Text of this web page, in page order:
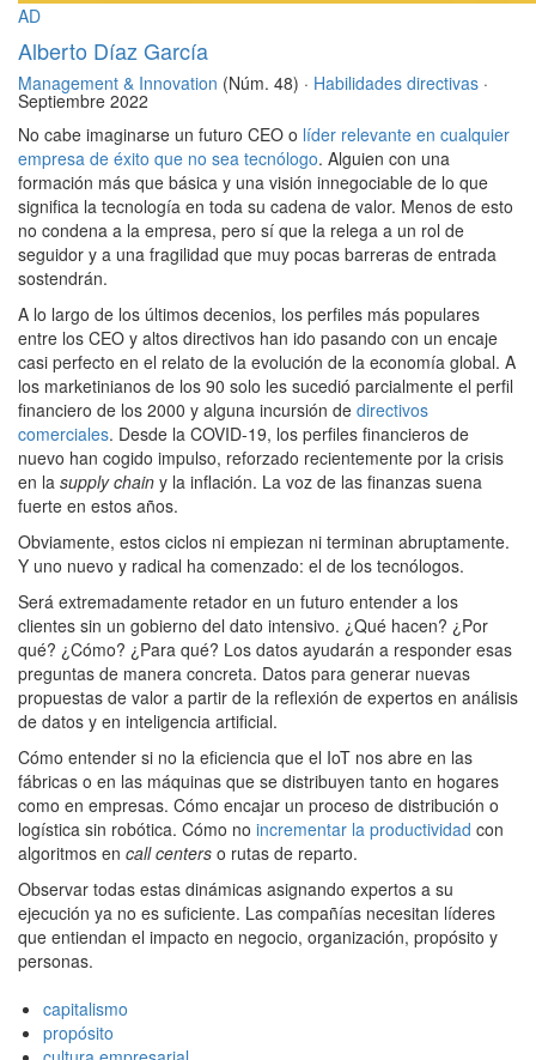
AD
Alberto Díaz García
Management & Innovation (Núm. 48) · Habilidades directivas ·
Septiembre 2022
No cabe imaginarse un futuro CEO o líder relevante en cualquier
empresa de éxito que no sea tecnólogo. Alguien con una
formación más que básica y una visión innegociable de lo que
significa la tecnología en toda su cadena de valor. Menos de esto
no condena a la empresa, pero sí que la relega a un rol de
seguidor y a una fragilidad que muy pocas barreras de entrada
sostendrán.
A lo largo de los últimos decenios, los perfiles más populares
entre los CEO y altos directivos han ido pasando con un encaje
casi perfecto en el relato de la evolución de la economía global. A
los marketinianos de los 90 solo les sucedió parcialmente el perfil
financiero de los 2000 y alguna incursión de directivos
comerciales. Desde la COVID-19, los perfiles financieros de
nuevo han cogido impulso, reforzado recientemente por la crisis
en la supply chain y la inflación. La voz de las finanzas suena
fuerte en estos años.
Obviamente, estos ciclos ni empiezan ni terminan abruptamente.
Y uno nuevo y radical ha comenzado: el de los tecnólogos.
Será extremadamente retador en un futuro entender a los
clientes sin un gobierno del dato intensivo. ¿Qué hacen? ¿Por
qué? ¿Cómo? ¿Para qué? Los datos ayudarán a responder esas
preguntas de manera concreta. Datos para generar nuevas
propuestas de valor a partir de la reflexión de expertos en análisis
de datos y en inteligencia artificial.
Cómo entender si no la eficiencia que el IoT nos abre en las
fábricas o en las máquinas que se distribuyen tanto en hogares
como en empresas. Cómo encajar un proceso de distribución o
logística sin robótica. Cómo no incrementar la productividad con
algoritmos en call centers o rutas de reparto.
Observar todas estas dinámicas asignando expertos a su
ejecución ya no es suficiente. Las compañías necesitan líderes
que entiendan el impacto en negocio, organización, propósito y
personas.
capitalismo
propósito